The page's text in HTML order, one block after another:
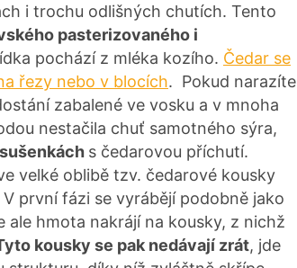
i trochu odlišných chutích. Tento
pasterizovaného i
pochází z mléka kozího. Čedar se
řezy nebo v blocích. Pokud narazíte
zabalené ve vosku a v mnoha
nestačila chuť samotného sýra,
s čedarovou příchutí.
velké oblibě tzv. čedarové kousky
V první fázi se vyrábějí podobně jako
hmota nakrájí na kousky, z nichž
kousky se pak nedávají zrát, jde